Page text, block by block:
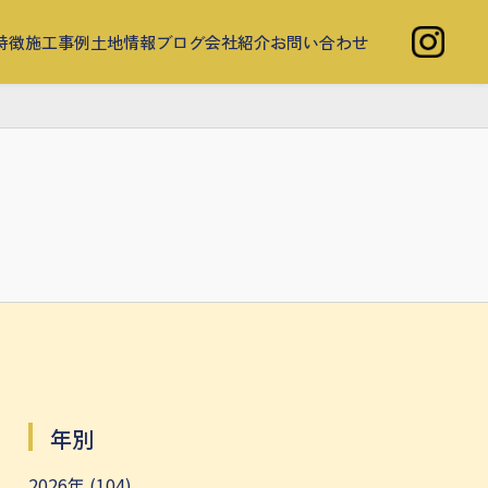
徴施工事例土地情報ブログ会社紹介お問い合わせ
年別